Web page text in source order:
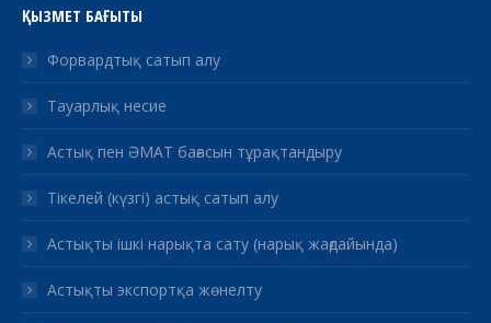
ҚЫЗМЕТ БАҒЫТЫ
Форвардтық сатып алу
Тауарлық несие
Астық пен ӘМАТ бағасын тұрақтандыру
Тікелей (күзгі) астық сатып алу
Астықты ішкі нарықта сату (нарық жағдайында)
Астықты экспортқа жөнелту